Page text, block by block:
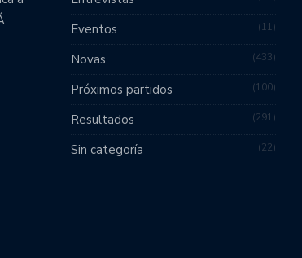
Eventos 11
Novas 433
Próximos partidos 100
Resultados 291
Sin categoría 22